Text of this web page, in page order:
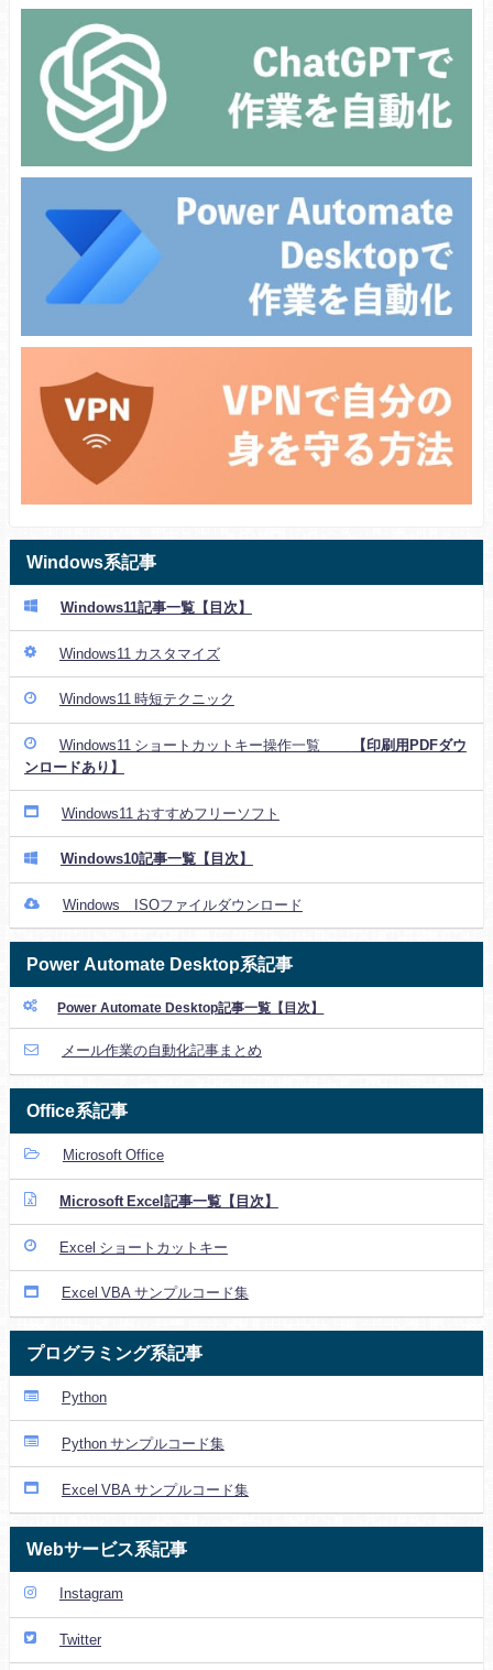
Windows系記事
Windows11記事一覧【目次】
Windows11 カスタマイズ
Windows11 時短テクニック
Windows11 ショートカットキー操作一覧
【印刷用PDFダウ
ンロードあり】
Windows11 おすすめフリーソフト
Windows10記事一覧【目次】
Windows ISOファイルダウンロード
Power Automate Desktop系記事
Power Automate Desktop記事一覧【目次】
メール作業の自動化記事まとめ
Office系記事
Microsoft Office
Microsoft Excel記事一覧【目次】
Excel ショートカットキー
Excel VBA サンプルコード集
プログラミング系記事
Python
Python サンプルコード集
Excel VBA サンプルコード集
Webサービス系記事
Instagram
Twitter